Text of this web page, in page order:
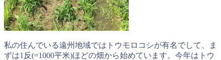
私の住んでいる遠州地域ではトウモロコシが有名でして、ま
ずは1反(=1000平米)ほどの畑から始めています。今年はトウ